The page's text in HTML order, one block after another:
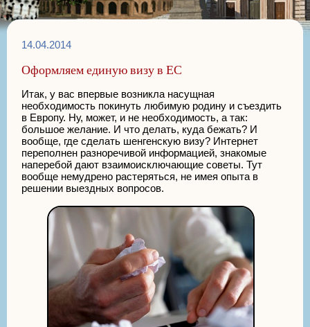
14.04.2014
Оформляем единую визу в ЕС
Итак, у вас впервые возникла насущная
необходимость покинуть любимую родину и съездить
в Европу. Ну, может, и не необходимость, а так:
большое желание. И что делать, куда бежать? И
вообще, где сделать шенгенскую визу? Интернет
переполнен разноречивой информацией, знакомые
наперебой дают взаимоисключающие советы. Тут
вообще немудрено растеряться, не имея опыта в
решении выездных вопросов.